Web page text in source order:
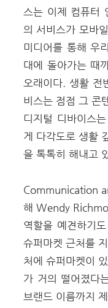
스는 이제 컴퓨터
의 서비스가 모바
미디어를 통해 우
대에 돌아가는 때
오래이다. 생활 전
비스는 점점 그 콘
디지털 디바이스
게 다각도로 생활
을 톡톡히 해내고
Communication
해 Wendy
역할을 예견하기
슈퍼마켓 근처를
처에 슈퍼마켓이
가 거의 떨어졌다
브랜드 이름까지